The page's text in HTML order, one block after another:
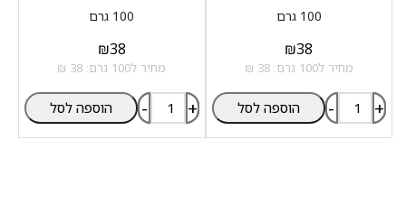
100 גרם
₪38
מחיר ל100 גרם: 38 ₪
- + הוספה לסל
100 גרם
₪38
מחיר ל100 גרם: 38 ₪
- + הוספה לסל